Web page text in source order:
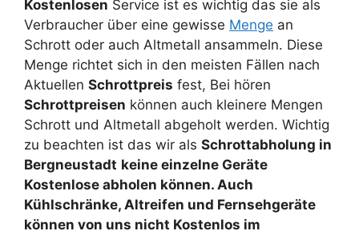
Kostenlosen Service ist es wichtig das sie als
Verbraucher über eine gewisse Menge an
Schrott oder auch Altmetall ansammeln. Diese
Menge richtet sich in den meisten Fällen nach
Aktuellen Schrottpreis fest, Bei hören
Schrottpreisen können auch kleinere Mengen
Schrott und Altmetall abgeholt werden. Wichtig
zu beachten ist das wir als Schrottabholung in
Bergneustadt keine einzelne Geräte
Kostenlose abholen können. Auch
Kühlschränke, Altreifen und Fernsehgeräte
können von uns nicht Kostenlos im